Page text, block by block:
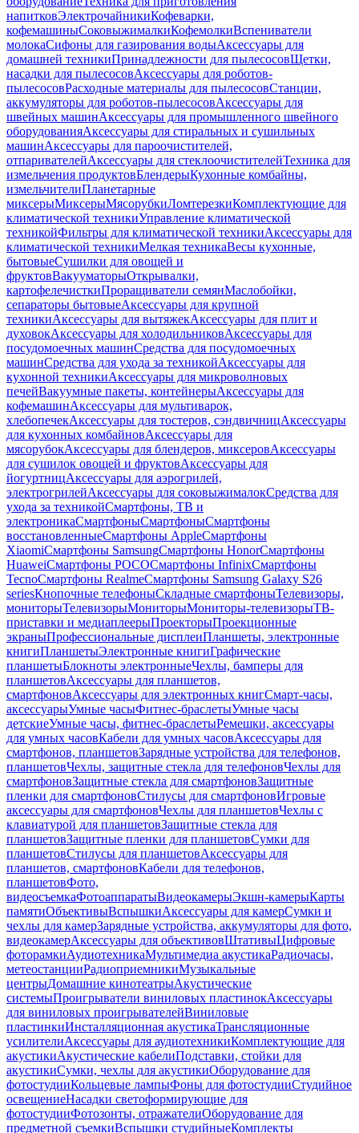
напитковЭлектрочайникиКофеварки,
кофемашиныСоковыжималкиКофемолкиВспениватели
молокаСифоны для газирования водыАксессуары для
домашней техникиПринадлежности для пылесосовЩетки,
насадки для пылесосовАксессуары для роботов-
пылесосовРасходные материалы для пылесосовСтанции,
аккумуляторы для роботов-пылесосовАксессуары для
швейных машинАксессуары для промышленного швейного
оборудованияАксессуары для стиральных и сушильных
машинАксессуары для пароочистителей,
отпаривателейАксессуары для стеклоочистителейТехника для
измельчения продуктовБлендерыКухонные комбайны,
измельчителиПланетарные
миксерыМиксерыМясорубкиЛомтерезкиКомплектующие для
климатической техникиУправление климатической
техникойФильтры для климатической техникиАксессуары для
климатической техникиМелкая техникаВесы кухонные,
бытовыеСушилки для овощей и
фруктовВакууматорыОткрывалки,
картофелечисткиПроращиватели семянМаслобойки,
сепараторы бытовыеАксессуары для крупной
техникиАксессуары для вытяжекАксессуары для плит и
духовокАксессуары для холодильниковАксессуары для
посудомоечных машинСредства для посудомоечных
машинСредства для ухода за техникойАксессуары для
кухонной техникиАксессуары для микроволновых
печейВакуумные пакеты, контейнерыАксессуары для
кофемашинАксессуары для мультиварок,
хлебопечекАксессуары для тостеров, сэндвичницАксессуары
для кухонных комбайновАксессуары для
мясорубокАксессуары для блендеров, миксеровАксессуары
для сушилок овощей и фруктовАксессуары для
йогуртницАксессуары для аэрогрилей,
электрогрилейАксессуары для соковыжималокСредства для
ухода за техникойСмартфоны, ТВ и
электроникаСмартфоныСмартфоныСмартфоны
восстановленныеСмартфоны AppleСмартфоны
XiaomiСмартфоны SamsungСмартфоны HonorСмартфоны
HuaweiСмартфоны POCOСмартфоны InfinixСмартфоны
TecnoСмартфоны RealmeСмартфоны Samsung Galaxy S26
seriesКнопочные телефоныСкладные смартфоныТелевизоры,
мониторыТелевизорыМониторыМониторы-телевизорыТВ-
приставки и медиаплеерыПроекторыПроекционные
экраныПрофессиональные дисплеиПланшеты, электронные
книгиПланшетыЭлектронные книгиГрафические
планшетыБлокноты электронныеЧехлы, бамперы для
планшетовАксессуары для планшетов,
смартфоновАксессуары для электронных книгСмарт-часы,
аксессуарыУмные часыФитнес-браслетыУмные часы
детскиеУмные часы, фитнес-браслетыРемешки, аксессуары
для умных часовКабели для умных часовАксессуары для
смартфонов, планшетовЗарядные устройства для телефонов,
планшетовЧехлы, защитные стекла для телефоновЧехлы для
смартфоновЗащитные стекла для смартфоновЗащитные
пленки для смартфоновСтилусы для смартфоновИгровые
аксессуары для смартфоновЧехлы для планшетовЧехлы с
клавиатурой для планшетовЗащитные стекла для
планшетовЗащитные пленки для планшетовСумки для
планшетовСтилусы для планшетовАксессуары для
планшетов, смартфоновКабели для телефонов,
планшетовФото,
видеосъемкаФотоаппаратыВидеокамерыЭкшн-камерыКарты
памятиОбъективыВспышкиАксессуары для камерСумки и
чехлы для камерЗарядные устройства, аккумуляторы для фото,
видеокамерАксессуары для объективовШтативыЦифровые
фоторамкиАудиотехникаМультимедиа акустикаРадиочасы,
метеостанцииРадиоприемникиМузыкальные
центрыДомашние кинотеатрыАкустические
системыПроигрыватели виниловых пластинокАксессуары
для виниловых проигрывателейВиниловые
пластинкиИнсталляционная акустикаТрансляционные
усилителиАксессуары для аудиотехникиКомплектующие для
акустикиАкустические кабелиПодставки, стойки для
акустикиСумки, чехлы для акустикиОборудование для
фотостудииКольцевые лампыФоны для фотостудииСтудийное
освещениеНасадки светоформирующие для
фотостудииФотозонты, отражателиОборудование для
предметной съемкиВспышки студийныеКомплекты